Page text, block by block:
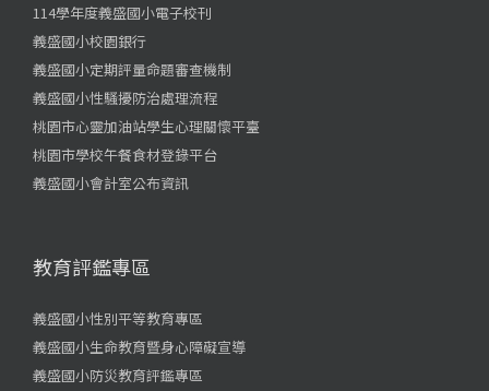
114學年度義盛國小電子校刊
義盛國小校園銀行
義盛國小定期評量命題審查機制
義盛國小性騷擾防治處理流程
桃園市心靈加油站學生心理關懷平臺
桃園市學校午餐食材登錄平台
義盛國小會計室公布資訊
教育評鑑專區
義盛國小性別平等教育專區
義盛國小生命教育暨身心障礙宣導
義盛國小防災教育評鑑專區